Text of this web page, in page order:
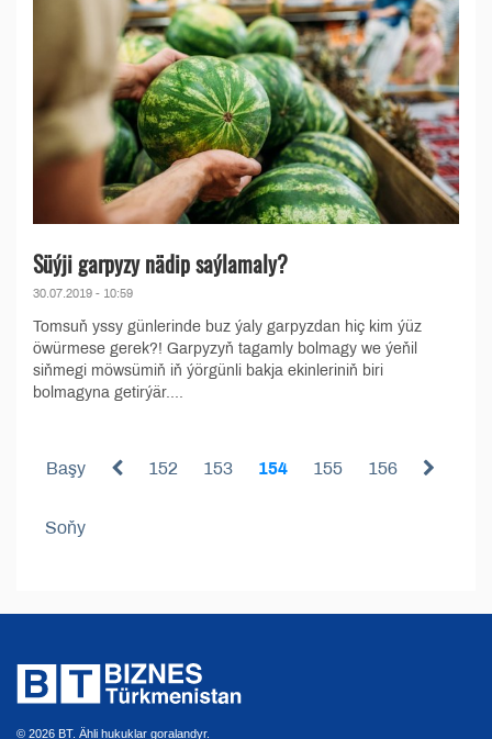
Süýji garpyzy nädip saýlamaly?
30.07.2019 - 10:59
Tomsuň yssy günlerinde buz ýaly garpyzdan hiç kim ýüz
öwürmese gerek?! Garpyzyň tagamly bolmagy we ýeňil
siňmegi möwsümiň iň ýörgünli bakja ekinleriniň biri
bolmagyna getirýär....
Başy 152 153 154 155 156
Soňy
© 2026 BT. Ähli hukuklar goralandyr.